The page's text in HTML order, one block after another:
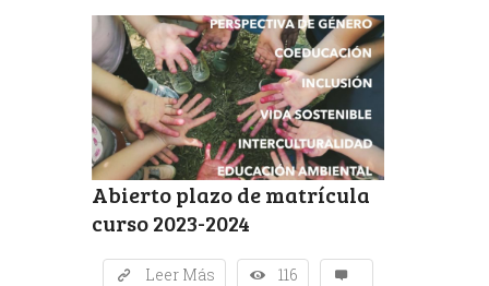
Abierto plazo de matrícula
curso 2023-2024
Leer Más 116